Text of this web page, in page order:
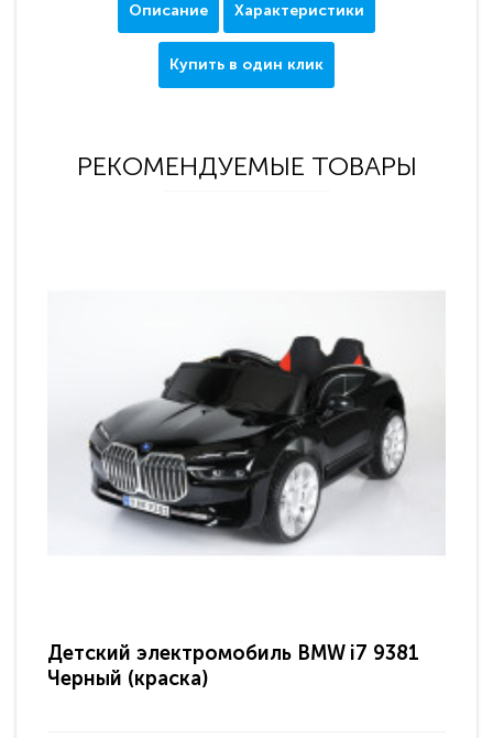
Описание Характеристики
Купить в один клик
РЕКОМЕНДУЕМЫЕ ТОВАРЫ
Детский электромобиль BMW i7 9381
Черный (краска)